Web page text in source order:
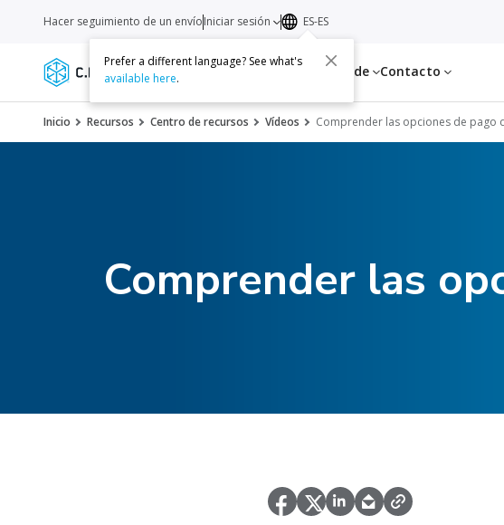
Servicios Recursos Acerca de Contacto
Hacer seguimiento de un envíoIniciar sesión ES-ES
Prefer a different language? See what's
available here.
Inicio Recursos Centro de recursos Vídeos Comprender las opciones de pago
Comprender las